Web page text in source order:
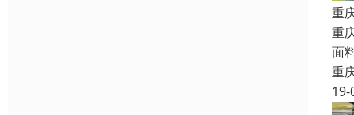
重
重
面
重
19-